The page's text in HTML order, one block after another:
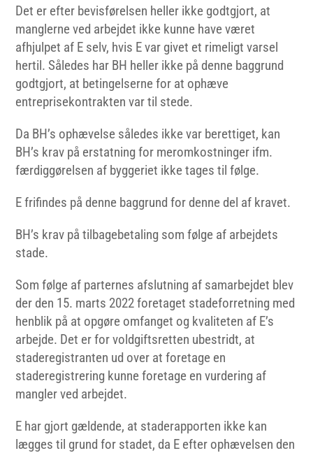
Det er efter bevisførelsen heller ikke godtgjort, at
manglerne ved arbejdet ikke kunne have været
afhjulpet af E selv, hvis E var givet et rimeligt varsel
hertil. Således har BH heller ikke på denne baggrund
godtgjort, at betingelserne for at ophæve
entreprisekontrakten var til stede.
Da BH’s ophævelse således ikke var berettiget, kan
BH’s krav på erstatning for meromkostninger ifm.
færdiggørelsen af byggeriet ikke tages til følge.
E frifindes på denne baggrund for denne del af kravet.
BH’s krav på tilbagebetaling som følge af arbejdets
stade.
Som følge af parternes afslutning af samarbejdet blev
der den 15. marts 2022 foretaget stadeforretning med
henblik på at opgøre omfanget og kvaliteten af E’s
arbejde. Det er for voldgiftsretten ubestridt, at
staderegistranten ud over at foretage en
staderegistrering kunne foretage en vurdering af
mangler ved arbejdet.
E har gjort gældende, at staderapporten ikke kan
lægges til grund for stadet, da E efter ophævelsen den